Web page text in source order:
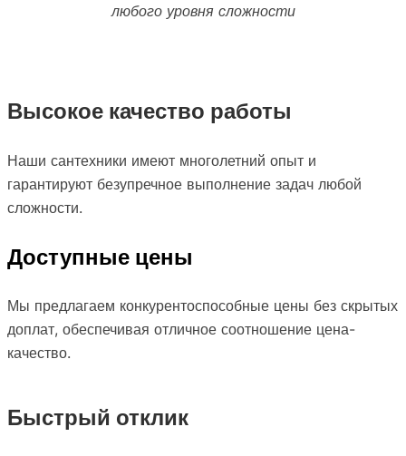
любого уровня сложности
Высокое качество работы
Наши сантехники имеют многолетний опыт и
гарантируют безупречное выполнение задач любой
сложности.
Доступные цены
Мы предлагаем конкурентоспособные цены без скрытых
доплат, обеспечивая отличное соотношение цена-
качество.
Быстрый отклик